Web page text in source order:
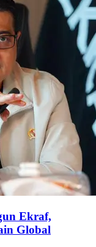
Ekraf,
Global